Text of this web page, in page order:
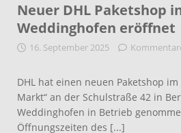
Neuer DHL Paketshop
Weddinghofen eröffnet
16. September 2025
DHL hat einen neuen Paketshop im
Markt“ an der Schulstraße 42 in
Weddinghofen in Betrieb
Öffnungszeiten des [...]